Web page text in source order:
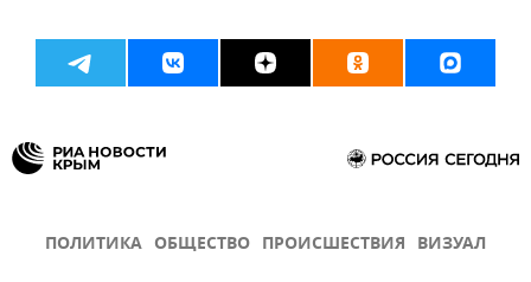
ПОЛИТИКА ОБЩЕСТВО ПРОИСШЕСТВИЯ ВИЗУАЛ